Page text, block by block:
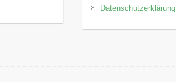
Datenschutzerklärung